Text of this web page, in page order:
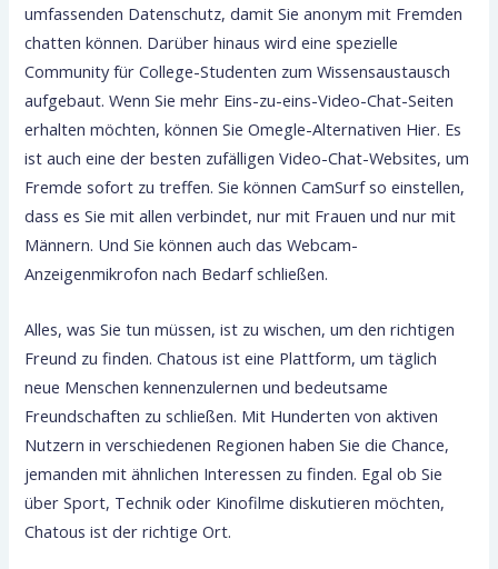
umfassenden Datenschutz, damit Sie anonym mit Fremden
chatten können. Darüber hinaus wird eine spezielle
Community für College-Studenten zum Wissensaustausch
aufgebaut. Wenn Sie mehr Eins-zu-eins-Video-Chat-Seiten
erhalten möchten, können Sie Omegle-Alternativen Hier. Es
ist auch eine der besten zufälligen Video-Chat-Websites, um
Fremde sofort zu treffen. Sie können CamSurf so einstellen,
dass es Sie mit allen verbindet, nur mit Frauen und nur mit
Männern. Und Sie können auch das Webcam-
Anzeigenmikrofon nach Bedarf schließen.
Alles, was Sie tun müssen, ist zu wischen, um den richtigen
Freund zu finden. Chatous ist eine Plattform, um täglich
neue Menschen kennenzulernen und bedeutsame
Freundschaften zu schließen. Mit Hunderten von aktiven
Nutzern in verschiedenen Regionen haben Sie die Chance,
jemanden mit ähnlichen Interessen zu finden. Egal ob Sie
über Sport, Technik oder Kinofilme diskutieren möchten,
Chatous ist der richtige Ort.